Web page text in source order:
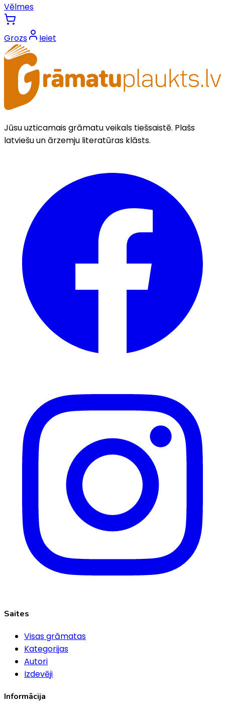
Vēlmes
Grozs Ieiet
Jūsu uzticamais grāmatu veikals tiešsaistē. Plašs
latviešu un ārzemju literatūras klāsts.
Saites
Visas grāmatas
Kategorijas
Autori
Izdevēji
Informācija